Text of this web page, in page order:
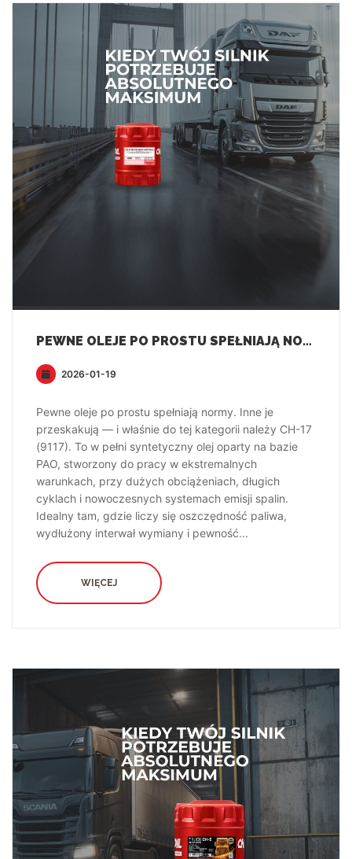
PEWNE OLEJE PO PROSTU SPEŁNIAJĄ NORMY. INNE JE PRZESKAKUJĄ — I WŁAŚNIE DO TEJ KATEGORII NALEŻY CH-17 (9117).
2026-01-19
Pewne oleje po prostu spełniają normy. Inne je
przeskakują — i właśnie do tej kategorii należy CH-17
(9117). To w pełni syntetyczny olej oparty na bazie
PAO, stworzony do pracy w ekstremalnych
warunkach, przy dużych obciążeniach, długich
cyklach i nowoczesnych systemach emisji spalin.
Idealny tam, gdzie liczy się oszczędność paliwa,
wydłużony interwał wymiany i pewność...
WIĘCEJ